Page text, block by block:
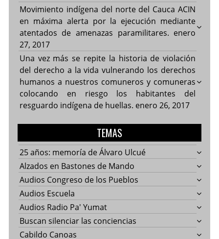
Movimiento indígena del norte del Cauca ACIN
en máxima alerta por la ejecución mediante
atentados de amenazas paramilitares. enero
27, 2017
Una vez más se repite la historia de violación
del derecho a la vida vulnerando los derechos
humanos a nuestros comuneros y comuneras
colocando en riesgo los habitantes del
resguardo indígena de huellas. enero 26, 2017
TEMAS
25 años: memoría de Álvaro Ulcué
Alzados en Bastones de Mando
Audios Congreso de los Pueblos
Audios Escuela
Audios Radio Pa' Yumat
Buscan silenciar las conciencias
Cabildo Canoas